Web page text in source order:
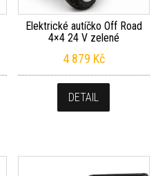
Elektrické autíčko Off Road
4×4 24 V zelené
4 879 Kč
DETAIL